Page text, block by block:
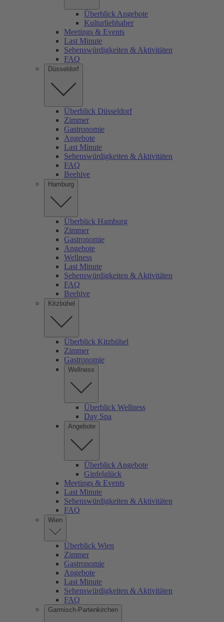
Überblick Angebote
Kulturliebhaber
Meetings & Events
Last Minute
Sehenswürdigkeiten & Aktivitäten
FAQ
Düsseldorf
Überblick Düsseldorf
Zimmer
Gastronomie
Angebote
Last Minute
Sehenswürdigkeiten & Aktivitäten
FAQ
Beehive
Hamburg
Überblick Hamburg
Zimmer
Gastronomie
Angebote
Wellness
Last Minute
Sehenswürdigkeiten & Aktivitäten
FAQ
Beehive
Kitzbühel
Überblick Kitzbühel
Zimmer
Gastronomie
Wellness
Überblick Wellness
Day Spa
Angebote
Überblick Angebote
Gipfelglück
Meetings & Events
Last Minute
Sehenswürdigkeiten & Aktivitäten
FAQ
Wien
Überblick Wien
Zimmer
Gastronomie
Angebote
Last Minute
Sehenswürdigkeiten & Aktivitäten
FAQ
Garmisch-Partenkirchen